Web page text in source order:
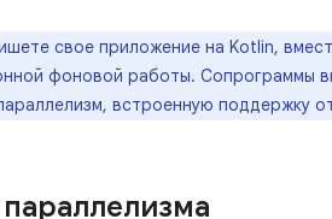
свое приложение на Kotlin,
фоновой работы. Сопрограммы
встроенную поддержку